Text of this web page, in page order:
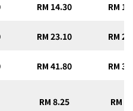
RM 14.30 RM
RM 23.10 RM
RM 41.80 RM
RM 8.25 RM